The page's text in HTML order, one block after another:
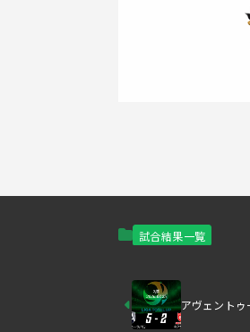
試合結果一覧
アヴェントゥ